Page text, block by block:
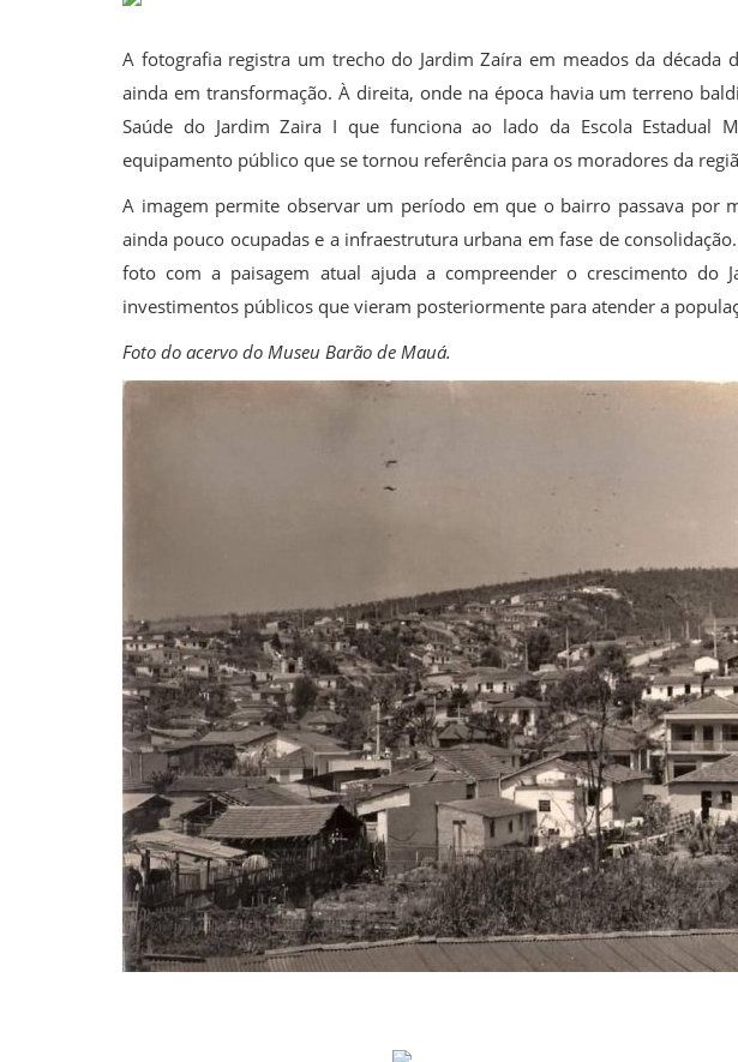
A fotografia registra um trecho do Jardim Zaíra em meados da década
ainda em transformação. À direita, onde na época havia um terreno
Saúde do Jardim Zaira I que funciona ao lado da Escola Estadual
equipamento público que se tornou referência para os moradores da
A imagem permite observar um período em que o bairro passava por
ainda pouco ocupadas e a infraestrutura urbana em fase de
foto com a paisagem atual ajuda a compreender o crescimento do
investimentos públicos que vieram posteriormente para atender a
Foto do acervo do Museu Barão de Mauá.